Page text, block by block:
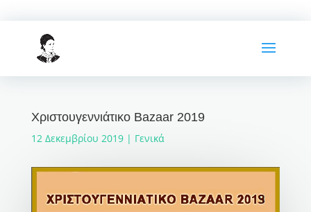
Χριστουγεννιάτικο Bazaar 2019
12 Δεκεμβρίου 2019| Γενικά